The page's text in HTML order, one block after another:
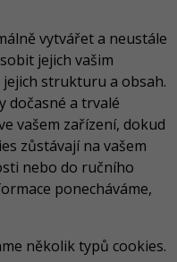
vytvářet a neustále
jejich vašim
strukturu a obsah.
dočasné a trvalé
vašem zařízení, dokud
zůstávají na vašem
nebo do ručního
ponecháváme,
několik typů cookies.